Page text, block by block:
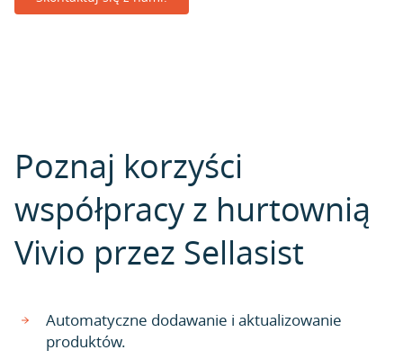
Poznaj korzyści
współpracy z hurtownią
Vivio przez Sellasist
Automatyczne dodawanie i aktualizowanie
produktów.